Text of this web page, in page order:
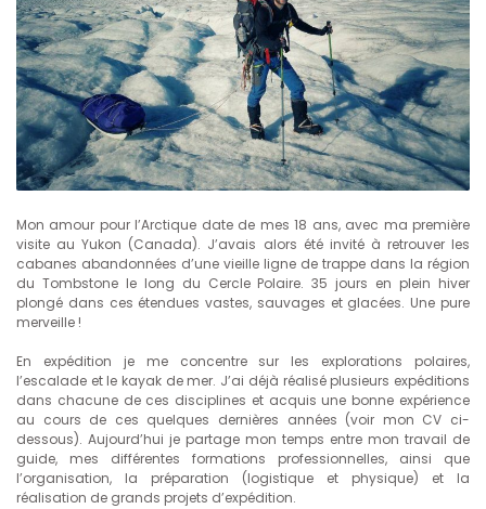
Mon amour pour l’Arctique date de mes 18 ans, avec ma première
visite au Yukon (Canada). J’avais alors été invité à retrouver les
cabanes abandonnées d’une vieille ligne de trappe dans la région
du Tombstone le long du Cercle Polaire. 35 jours en plein hiver
plongé dans ces étendues vastes, sauvages et glacées. Une pure
merveille !
En expédition je me concentre sur les explorations polaires,
l’escalade et le kayak de mer. J’ai déjà réalisé plusieurs expéditions
dans chacune de ces disciplines et acquis une bonne expérience
au cours de ces quelques dernières années (voir mon CV ci-
dessous). Aujourd’hui je partage mon temps entre mon travail de
guide, mes différentes formations professionnelles, ainsi que
l’organisation, la préparation (logistique et physique) et la
réalisation de grands projets d’expédition.